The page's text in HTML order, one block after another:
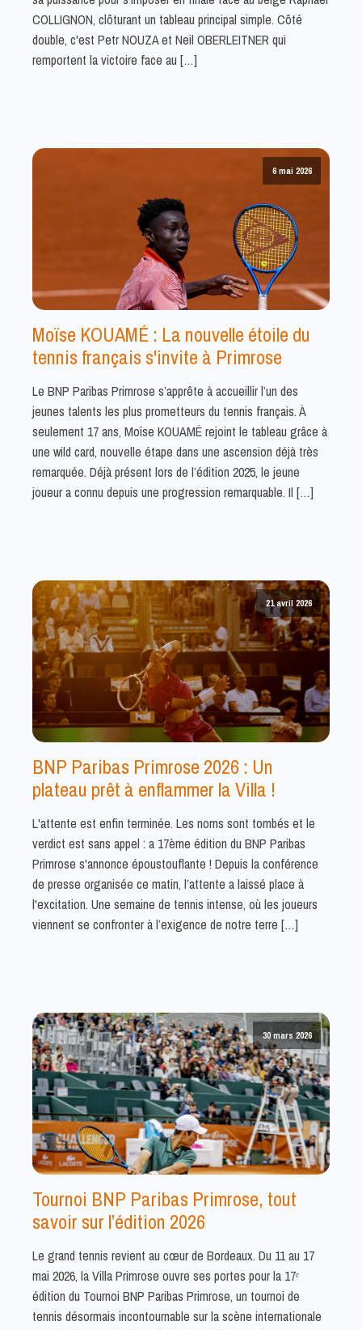
COLLIGNON, clôturant un tableau principal simple. Côté
double, c'est Petr NOUZA et Neil OBERLEITNER qui
remportent la victoire face au […]
6 mai 2026
Moïse KOUAMÉ : La nouvelle étoile du
tennis français s'invite à Primrose
Le BNP Paribas Primrose s’apprête à accueillir l’un des
jeunes talents les plus prometteurs du tennis français. À
seulement 17 ans, Moïse KOUAMÉ rejoint le tableau grâce à
une wild card, nouvelle étape dans une ascension déjà très
remarquée. Déjà présent lors de l’édition 2025, le jeune
joueur a connu depuis une progression remarquable. Il […]
21 avril 2026
BNP Paribas Primrose 2026 : Un
plateau prêt à enflammer la Villa !
L'attente est enfin terminée. Les noms sont tombés et le
verdict est sans appel : a 17ème édition du BNP Paribas
Primrose s'annonce époustouflante ! Depuis la conférence
de presse organisée ce matin, l’attente a laissé place à
l'excitation. Une semaine de tennis intense, où les joueurs
viennent se confronter à l’exigence de notre terre […]
30 mars 2026
Tournoi BNP Paribas Primrose, tout
savoir sur l’édition 2026
Le grand tennis revient au cœur de Bordeaux. Du 11 au 17
mai 2026, la Villa Primrose ouvre ses portes pour la 17ᵉ
édition du Tournoi BNP Paribas Primrose, un tournoi de
tennis désormais incontournable sur la scène internationale